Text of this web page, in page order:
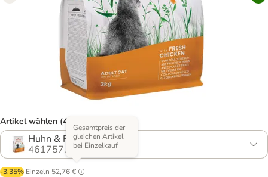
Artikel wählen (4 Varianten)
Huhn & Reis
461757.8
-3.35% Einzeln 52,76 €
Gesamtpreis der
gleichen Artikel
bei Einzelkauf